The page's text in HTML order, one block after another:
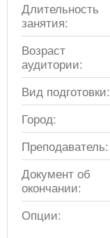
Длительность
занятия:
Возраст
аудитории:
Вид подготовки:
Город:
Преподаватель:
Документ об
окончании:
Опции: